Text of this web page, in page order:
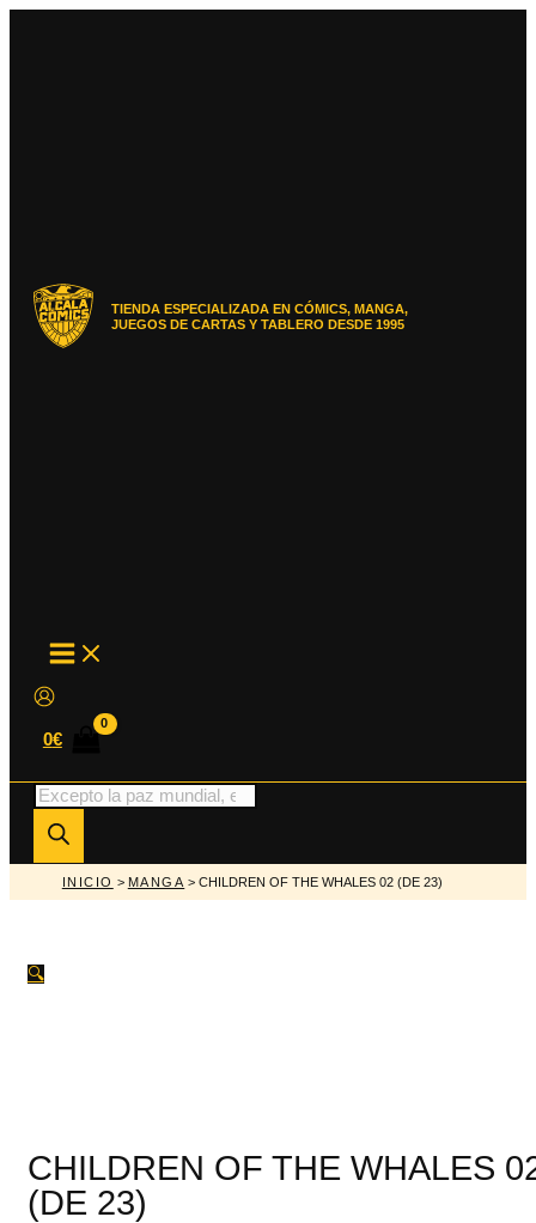
TIENDA ESPECIALIZADA EN CÓMICS, MANGA,
JUEGOS DE CARTAS Y TABLERO DESDE 1995
MAIN
MENU
0€
Búsqueda
de
productos
INICIO > MANGA > CHILDREN OF THE WHALES 02 (DE 23)
🔍
CHILDREN OF THE WHALES
(DE 23)